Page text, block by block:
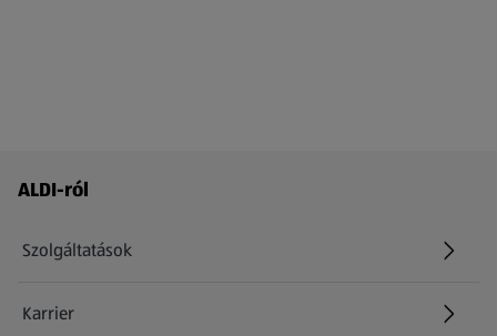
Láblécmenü - további linkek
ALDI-ról
Szolgáltatások
Karrier
(új oldalon nyílik meg)